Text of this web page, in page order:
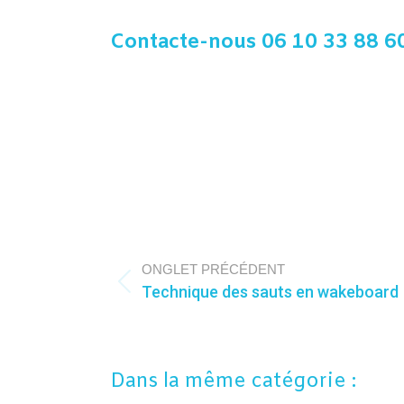
Contacte-nous 06 10 33 88
de
commentaire
ONGLET PRÉCÉDENT
Onglet
Technique des sauts en wakeboard
Dans la même catégorie :